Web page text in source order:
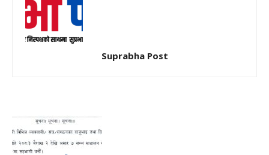
Suprabha Post